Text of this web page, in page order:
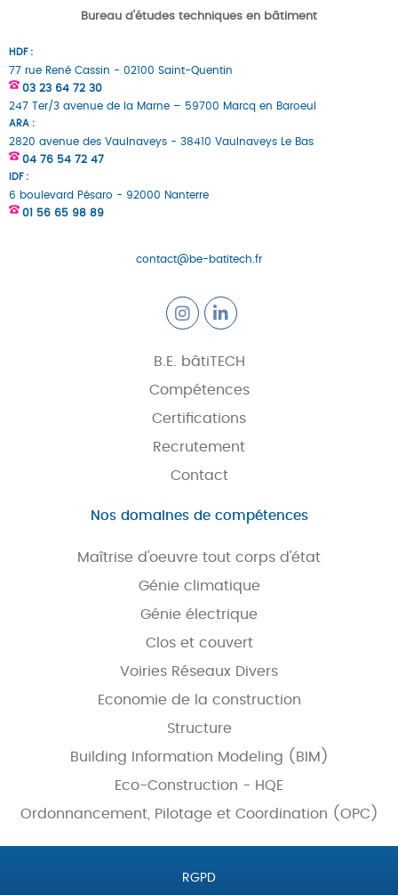
Bureau d'études techniques en bâtiment
HDF :
77 rue René Cassin - 02100 Saint-Quentin
03 23 64 72 30
247 Ter/3 avenue de la Marne – 59700 Marcq en Baroeul
ARA :
2820 avenue des Vaulnaveys - 38410 Vaulnaveys Le Bas
04 76 54 72 47
IDF :
6 boulevard Pésaro - 92000 Nanterre
01 56 65 98 89
contact@be-batitech.fr
B.E. bâtiTECH
Compétences
Certifications
Recrutement
Contact
Nos domaines de compétences
Maîtrise d'oeuvre tout corps d'état
Génie climatique
Génie électrique
Clos et couvert
Voiries Réseaux Divers
Economie de la construction
Structure
Building Information Modeling (BIM)
Eco-Construction - HQE
Ordonnancement, Pilotage et Coordination (OPC)
RGPD